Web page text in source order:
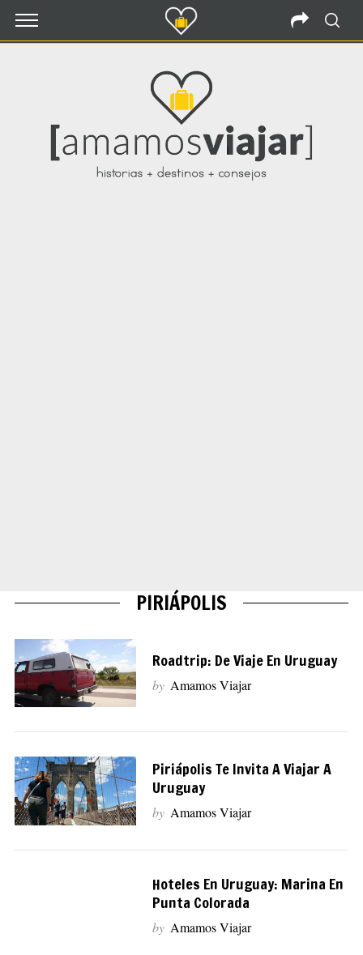
PIRIÁPOLIS
Roadtrip: De Viaje En Uruguay
by Amamos Viajar
Piriápolis Te Invita A Viajar A
Uruguay
by Amamos Viajar
Hoteles En Uruguay: Marina En
Punta Colorada
by Amamos Viajar